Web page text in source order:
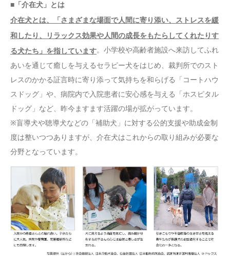
■「介在犬」とは
介在犬とは、「さまざまな場面で人間に寄り添い、ストレスを緩
和したり、リラックス効果や人間の成長をもたらしてくれたりす
る犬たち」を指しています。小学校や高齢者施設へ来訪してふれ
あいを通じて癒しを与えるセラピー犬をはじめ、裁判所でのスト
レスのかかる証言時に寄り添って気持ちを和らげる「コートハウ
スドッグ」や、病院内で入院患者に安心感を与える「ホスピタル
ドッグ」など、昨今ますます活躍の場が拡がっています。
※盲導犬や聴導犬などの「補助犬」に対する公的支援や助成金制
度は整いつつありますが、介在犬はこれからの取り組みが必要な
分野となっています。